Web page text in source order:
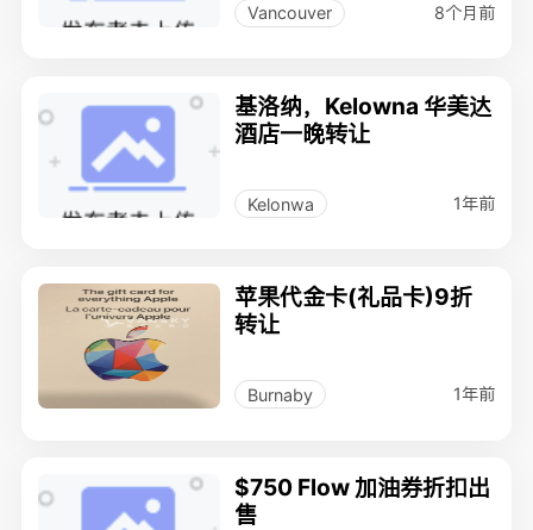
Vancouver 8个月前
基洛纳，Kelowna 华美达
酒店一晚转让
Kelonwa 1年前
苹果代金卡(礼品卡)9折
转让
Burnaby 1年前
$750 Flow 加油券折扣出
售